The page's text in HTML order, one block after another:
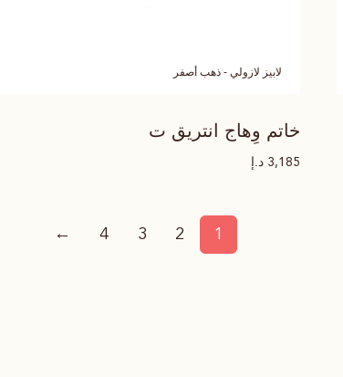
لابيز لازولي - ذهب أصفر
خاتم وِهاج انتريق ت
3,185 د.إ
1
2
3
4
←